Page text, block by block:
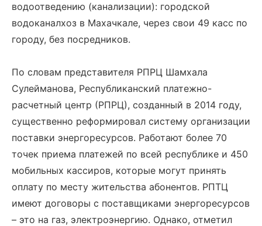
водоотведению (канализации): городской
водоканалхоз в Махачкале, через свои 49 касс по
городу, без посредников.
По словам представителя РПРЦ Шамхала
Сулейманова, Республиканский платежно-
расчетный центр (РПРЦ), созданный в 2014 году,
существенно реформировал систему организации
поставки энергоресурсов. Работают более 70
точек приема платежей по всей республике и 450
мобильных кассиров, которые могут принять
оплату по месту жительства абонентов. РПТЦ
имеют договоры с поставщиками энергоресурсов
– это на газ, электроэнергию. Однако, отметил